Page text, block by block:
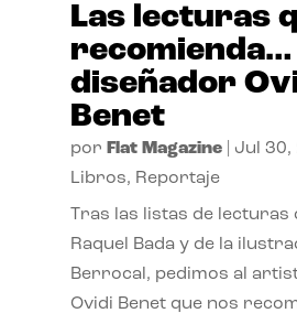
Las lecturas
recomienda…
diseñador
Benet
por Flat Magazine| Jul 30,
Libros, Reportaje
Tras las listas de lecturas
Raquel Bada y de la
Berrocal, pedimos al
Ovidi Benet que nos